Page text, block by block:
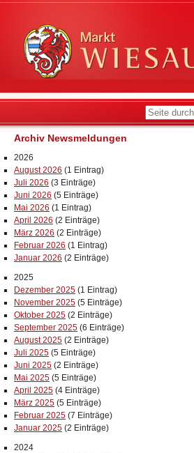
Archiv Newsmeldungen
2026
August 2026 (1 Eintrag)
Juli 2026 (3 Einträge)
Juni 2026 (5 Einträge)
Mai 2026 (1 Eintrag)
April 2026 (2 Einträge)
März 2026 (2 Einträge)
Februar 2026 (1 Eintrag)
Januar 2026 (2 Einträge)
2025
Dezember 2025 (1 Eintrag)
November 2025 (5 Einträge)
Oktober 2025 (2 Einträge)
September 2025 (6 Einträge)
August 2025 (2 Einträge)
Juli 2025 (5 Einträge)
Juni 2025 (2 Einträge)
Mai 2025 (5 Einträge)
April 2025 (4 Einträge)
März 2025 (5 Einträge)
Februar 2025 (7 Einträge)
Januar 2025 (2 Einträge)
2024